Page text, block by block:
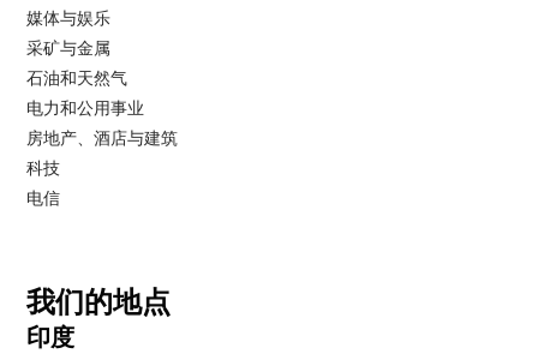
媒体与娱乐
采矿与金属
石油和天然气
电力和公用事业
房地产、酒店与建筑
科技
电信
我们的地点
印度